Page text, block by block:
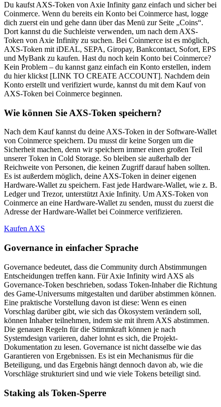
Du kaufst AXS-Token von Axie Infinity ganz einfach und sicher bei
Coinmerce. Wenn du bereits ein Konto bei Coinmerce hast, logge
dich zuerst ein und gehe dann über das Menü zur Seite „Coins“.
Dort kannst du die Suchleiste verwenden, um nach dem AXS-
Token von Axie Infinity zu suchen. Bei Coinmerce ist es möglich,
AXS-Token mit iDEAL, SEPA, Giropay, Bankcontact, Sofort, EPS
und MyBank zu kaufen. Hast du noch kein Konto bei Coinmerce?
Kein Problem – du kannst ganz einfach ein Konto erstellen, indem
du hier klickst [LINK TO CREATE ACCOUNT]. Nachdem dein
Konto erstellt und verifiziert wurde, kannst du mit dem Kauf von
AXS-Token bei Coinmerce beginnen.
Wie können Sie AXS-Token speichern?
Nach dem Kauf kannst du deine AXS-Token in der Software-Wallet
von Coinmerce speichern. Du musst dir keine Sorgen um die
Sicherheit machen, denn wir speichern immer einen großen Teil
unserer Token in Cold Storage. So bleiben sie außerhalb der
Reichweite von Personen, die keinen Zugriff darauf haben sollten.
Es ist außerdem möglich, deine AXS-Token in deiner eigenen
Hardware-Wallet zu speichern. Fast jede Hardware-Wallet, wie z. B.
Ledger und Trezor, unterstützt Axie Infinity. Um AXS-Token von
Coinmerce an eine Hardware-Wallet zu senden, musst du zuerst die
Adresse der Hardware-Wallet bei Coinmerce verifizieren.
Kaufen AXS
Governance in einfacher Sprache
Governance bedeutet, dass die Community durch Abstimmungen
Entscheidungen treffen kann. Für Axie Infinity wird AXS als
Governance-Token beschrieben, sodass Token-Inhaber die Richtung
des Game-Universums mitgestalten und darüber abstimmen können.
Eine praktische Vorstellung davon ist diese: Wenn es einen
Vorschlag darüber gibt, wie sich das Ökosystem verändern soll,
können Inhaber teilnehmen, indem sie mit ihrem AXS abstimmen.
Die genauen Regeln für die Stimmkraft können je nach
Systemdesign variieren, daher lohnt es sich, die Projekt-
Dokumentation zu lesen. Governance ist nicht dasselbe wie das
Garantieren von Ergebnissen. Es ist ein Mechanismus für die
Beteiligung, und das Ergebnis hängt dennoch davon ab, wie die
Vorschläge strukturiert sind und wie viele Tokens beteiligt sind.
Staking als Token-Sperre